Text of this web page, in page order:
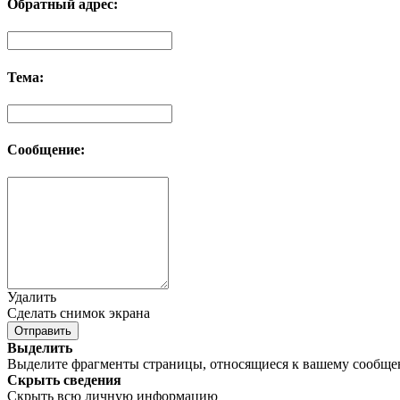
Обратный адрес:
Тема:
Сообщение:
Удалить
Сделать снимок экрана
Отправить
Выделить
Выделите фрагменты страницы, относящиеся к вашему
Скрыть сведения
Скрыть всю личную информацию